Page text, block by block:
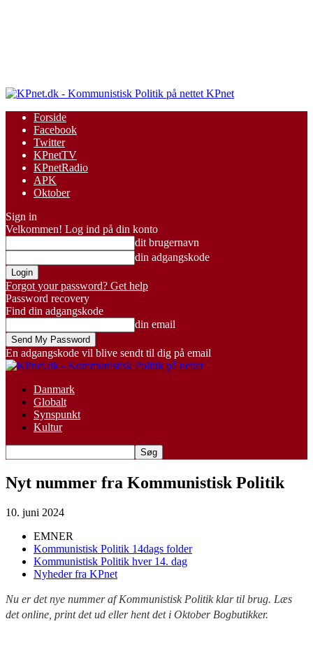
KPnet
Forside
Facebook
Twitter
KPnetTV
KPnetRadio
APK
Oktober
Sign in
Velkommen! Log ind på din konto
dit brugernavn
din adgangskode
Forgot your password? Get help
Password recovery
Find din adgangskode
din email
En adgangskode vil blive sendt til dig på email
Danmark
Globalt
Synspunkt
Kultur
Nyt nummer fra Kommunistisk Politik
10. juni 2024
EMNER
Kommunistisk Politik 14dags folder
Kommunistisk Politik hver 14. dag
Nyheder fra KPnet
Nu er det nye nummer af Kommunistisk Politik klar til brug. Læs
det online, print det ud eller hent det i Oktober Bogbutikker.